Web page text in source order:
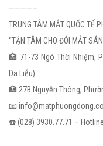
—————
TRUNG TÂM MẮT QUỐC TẾ
“TẬN TÂM CHO ĐÔI MẮT
🏥 71-73 Ngô Thời Nhiệm,
Da Liễu)
🏥 27B Nguyễn Thông,
📧
☎️ (028) 3930.77.71 –